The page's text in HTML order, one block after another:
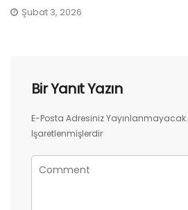
Şubat 3, 2026
Bir Yanıt Yazın
E-Posta Adresiniz Yayınlanmayacak.
Işaretlenmişlerdir